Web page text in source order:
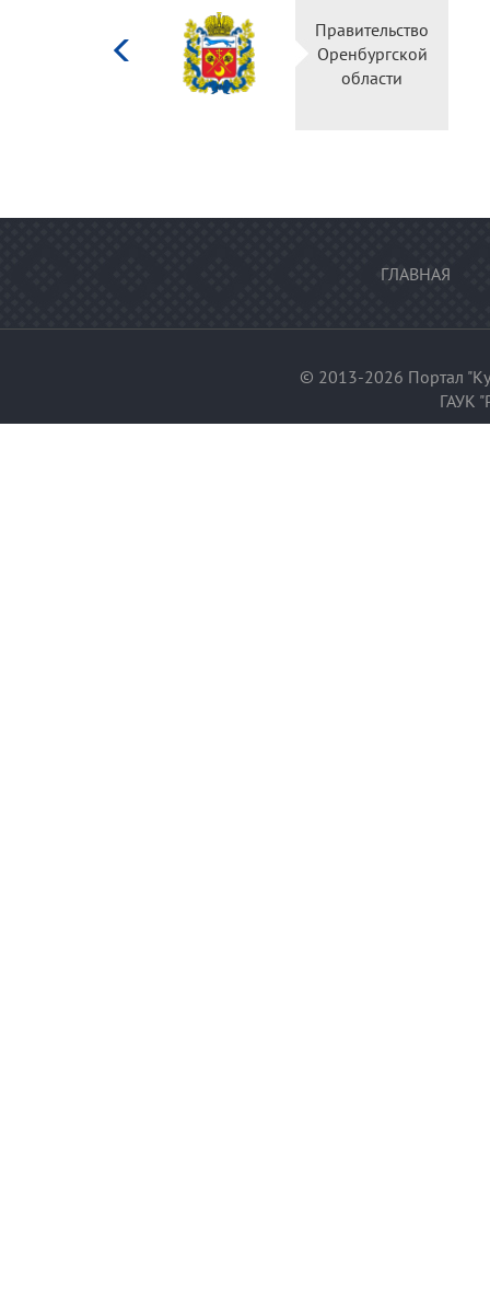
Министерство
культуры
Российской
федерации
ГЛАВНАЯ
© 2013-2026 Портал
ГАУК